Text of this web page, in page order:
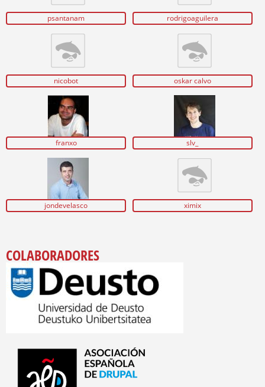
psantanam rodrigoaguilera
nicobot oskar calvo
franxo slv_
jondevelasco ximix
COLABORADORES